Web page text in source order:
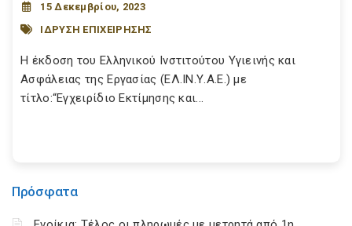
Πρόσφατα
15 Δεκεμβρίου, 2023
ΙΔΡΥΣΗ ΕΠΙΧΕΙΡΗΣΗΣ
Η έκδοση του Ελληνικού Ινστιτούτου Υγιεινής και
Ασφάλειας της Εργασίας (ΕΛ.ΙΝ.Υ.Α.Ε.) με
τίτλο:“Εγχειρίδιο Εκτίμησης και...